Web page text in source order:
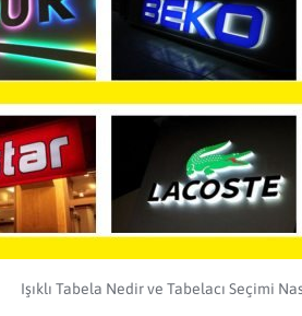
Işıklı Tabela Nedir ve Tabelacı Seçimi